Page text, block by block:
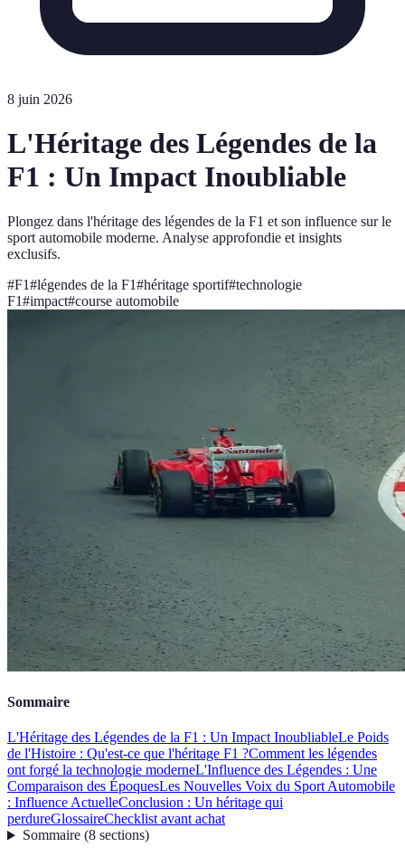
8 juin 2026
L'Héritage des Légendes de la
F1 : Un Impact Inoubliable
Plongez dans l'héritage des légendes de la F1 et son influence sur le
sport automobile moderne. Analyse approfondie et insights
exclusifs.
#F1#légendes de la F1#héritage sportif#technologie
F1#impact#course automobile
Sommaire
L'Héritage des Légendes de la F1 : Un Impact InoubliableLe Poids
de l'Histoire : Qu'est-ce que l'héritage F1 ?Comment les légendes
ont forgé la technologie moderneL'Influence des Légendes : Une
Comparaison des ÉpoquesLes Nouvelles Voix du Sport Automobile
: Influence ActuelleConclusion : Un héritage qui
perdureGlossaireChecklist avant achat
Sommaire(8 sections)